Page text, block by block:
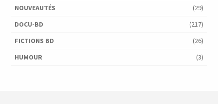
NOUVEAUTÉS
(29)
DOCU-BD
(217)
FICTIONS BD
(26)
HUMOUR
(3)